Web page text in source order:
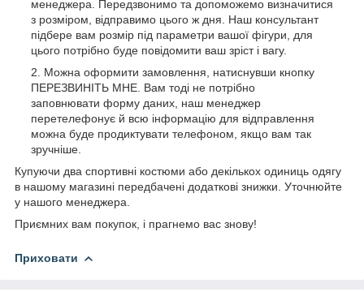
менеджера. Передзвонимо та допоможемо визначитися
з розміром, відправимо цього ж дня. Наш консультант
підбере вам розмір під параметри вашої фігури, для
цього потрібно буде повідомити ваш зріст і вагу.
Можна оформити замовлення, натиснувши кнопку
ПЕРЕЗВИНІТЬ МНЕ. Вам тоді не потрібно
заповнювати форму даних, наш менеджер
перетелефонує й всю інформацію для відправлення
можна буде продиктувати телефоном, якщо вам так
зручніше.
Купуючи два спортивні костюми або декількох одиниць одягу
в нашому магазині передбачені додаткові знижки. Уточнюйте
у нашого менеджера.
Приємних вам покупок, і прагнемо вас знову!
Приховати